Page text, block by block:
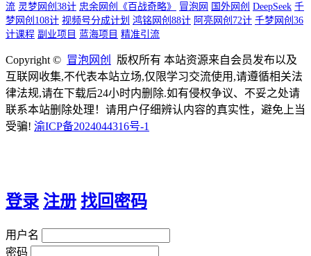
流 灵梦网创38计 忠余网创《百战奇略》 冒泡网 国外网创 DeepSeek 千
梦网创108计 视频号分成计划 鸿铭网创88计 阿亮网创72计 千梦网创36
计课程 副业项目 蓝海项目 精准引流
Copyright © 冒泡网创
版权所有 本站资源来自会员发布以及
互联网收集,不代表本站立场,仅限学习交流使用,请遵循相关法
律法规,请在下载后24小时内删除.如有侵权争议、不妥之处请
联系本站删除处理！请用户仔细辨认内容的真实性，避免上当
受骗! 渝ICP备2024044316号-1
登录 注册 找回密码
用户名
密码